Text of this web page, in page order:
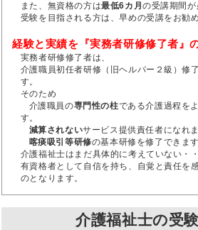
また、無資格の方は最低6カ月の受講期間が
受験を目指される方は、早めの受講をお勧
経験と実績を『実務者研修修了者』
実務者研修修了者は、
介護職員初任者研修（旧ヘルパー２級）修
す。
そのため
介護職員の専門性の柱である介護過程を
す。
減算されないサービス提供責任者になれま
喀痰吸引等研修の基本研修を修了できます
介護福祉士はまだ具体的に考えていない・
有資格者として自信を持ち、自覚と責任を
のとなります。
介護福祉士の受